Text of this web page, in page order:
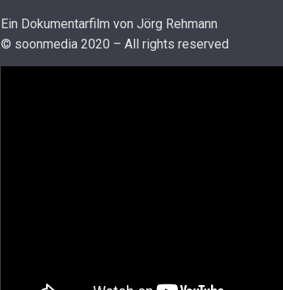
Ein Dokumentarfilm von Jörg Rehmann
© soonmedia 2020 – All rights reserved